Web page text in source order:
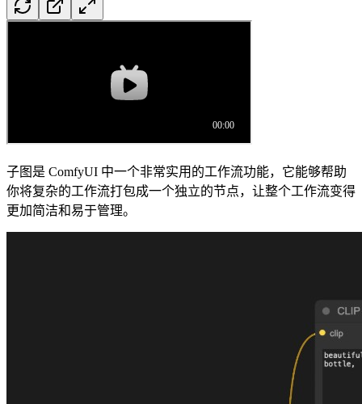
子图是 ComfyUI 中一个非常实用的工作流功能，它能够帮助
你将复杂的工作流打包成一个独立的节点，让整个工作流变得
更加简洁和易于管理。